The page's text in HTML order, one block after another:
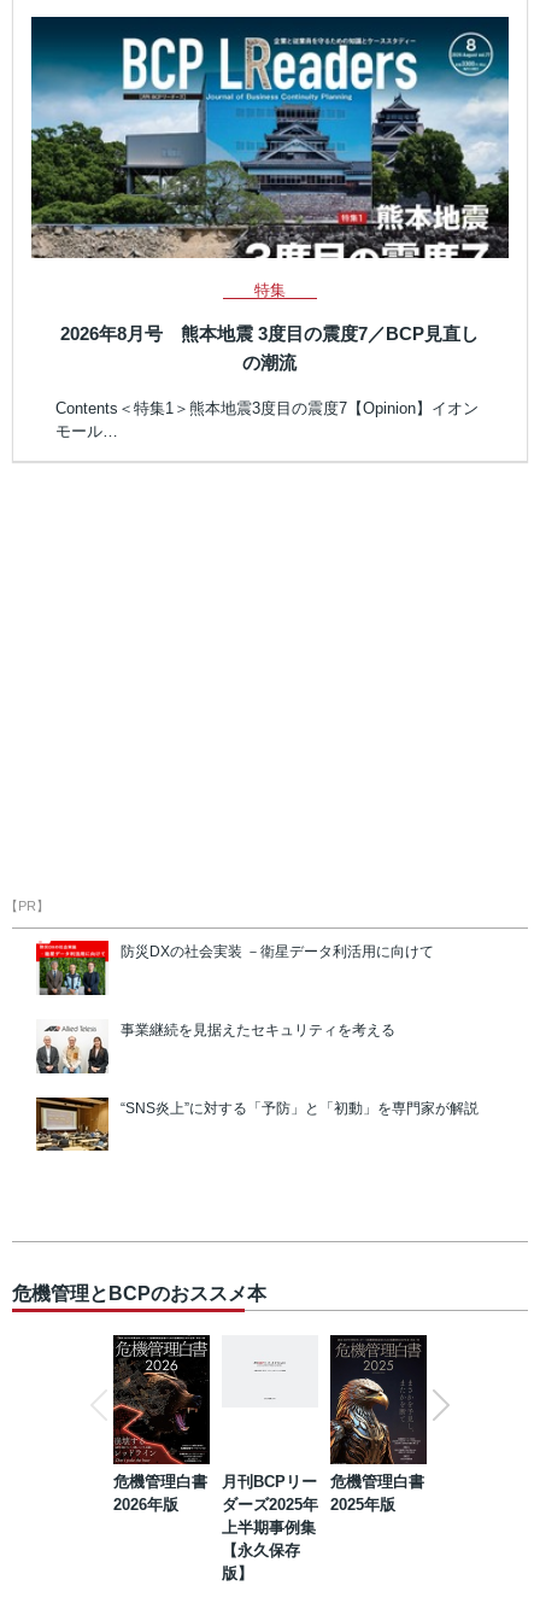
特集
2026年8月号 熊本地震 3度目の震度7／BCP見直し
の潮流
Contents＜特集1＞熊本地震3度目の震度7【Opinion】イオン
モール…
【PR】
防災DXの社会実装 －衛星データ利活用に向けて
事業継続を見据えたセキュリティを考える
“SNS炎上”に対する「予防」と「初動」を専門家が解説
危機管理とBCPのおススメ本
危機管理白書
2026年版
月刊BCPリー
ダーズ2025年
上半期事例集
【永久保存
版】
危機管理白書
2025年版